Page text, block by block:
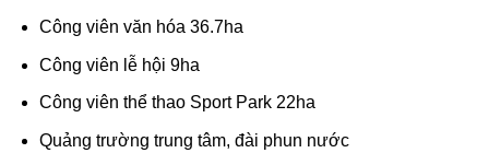
Công viên văn hóa 36.7ha
Công viên lễ hội 9ha
Công viên thể thao Sport Park 22ha
Quảng trường trung tâm, đài phun nước